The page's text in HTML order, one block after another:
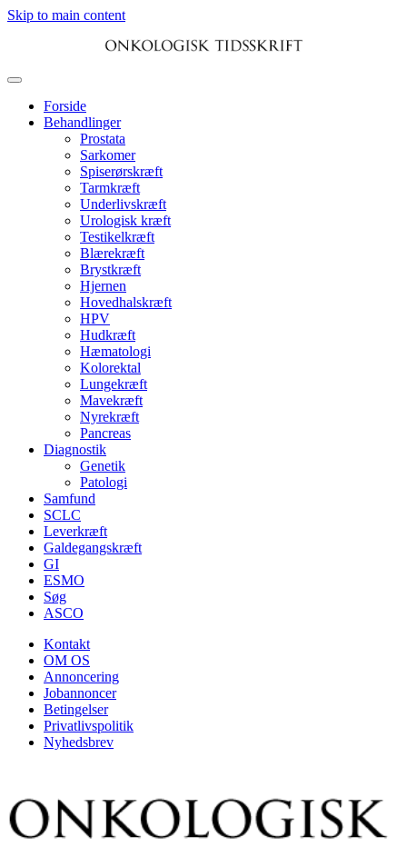
Skip to main content
Forside
Behandlinger
Prostata
Sarkomer
Spiserørskræft
Tarmkræft
Underlivskræft
Urologisk kræft
Testikelkræft
Blærekræft
Brystkræft
Hjernen
Hovedhalskræft
HPV
Hudkræft
Hæmatologi
Kolorektal
Lungekræft
Mavekræft
Nyrekræft
Pancreas
Diagnostik
Genetik
Patologi
Samfund
SCLC
Leverkræft
Galdegangskræft
GI
ESMO
Søg
ASCO
Kontakt
OM OS
Annoncering
Jobannoncer
Betingelser
Privatlivspolitik
Nyhedsbrev